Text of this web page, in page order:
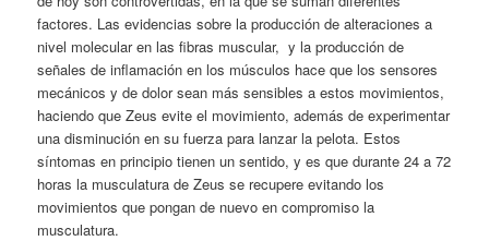
factores. Las evidencias sobre la producción de alteraciones a
nivel molecular en las fibras muscular, y la producción de
señales de inflamación en los músculos hace que los sensores
mecánicos y de dolor sean más sensibles a estos movimientos,
haciendo que Zeus evite el movimiento, además de experimentar
una disminución en su fuerza para lanzar la pelota. Estos
síntomas en principio tienen un sentido, y es que durante 24 a 72
horas la musculatura de Zeus se recupere evitando los
movimientos que pongan de nuevo en compromiso la
musculatura.